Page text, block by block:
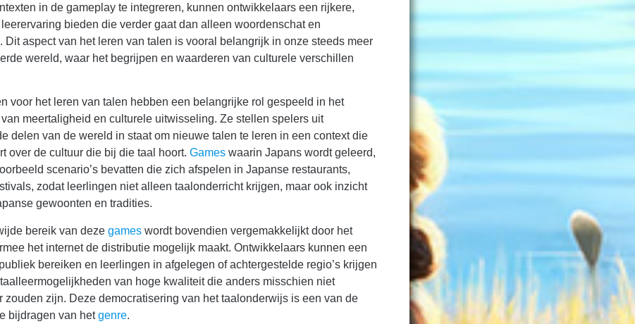
in de gameplay te integreren, kunnen ontwikkelaars een rijkere,
bieden die verder gaat dan alleen woordenschat en
Dit aspect van het leren van talen is vooral belangrijk in onze steeds meer
wereld, waar het begrijpen en waarderen van culturele verschillen
voor het leren van talen hebben een belangrijke rol gespeeld in het
meertaligheid en culturele uitwisseling. Ze stellen spelers uit
delen van de wereld in staat om nieuwe talen te leren in een context die
over de cultuur die bij die taal hoort.Games waarin Japans wordt geleerd,
scenario’s bevatten die zich afspelen in Japanse restaurants,
zodat leerlingen niet alleen taalonderricht krijgen, maar ook inzicht
gewoonten en tradities.
bereik van dezegames wordt bovendien vergemakkelijkt door het
het internet de distributie mogelijk maakt. Ontwikkelaars kunnen een
bereiken en leerlingen in afgelegen of achtergestelde regio’s krijgen
van hoge kwaliteit die anders misschien niet
zouden zijn. Deze democratisering van het taalonderwijs is een van de
bijdragen van hetgenre.